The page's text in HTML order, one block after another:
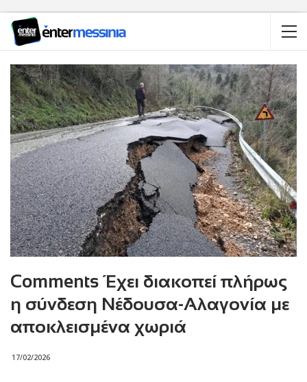
Comments Έχει διακοπεί πλήρως
η σύνδεση Νέδουσα-Αλαγονία με
αποκλεισμένα χωριά
17/02/2026